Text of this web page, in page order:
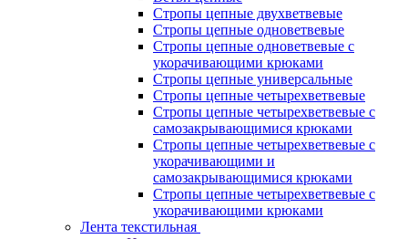
Стропы цепные двухветвевые
Стропы цепные одноветвевые
Стропы цепные одноветвевые с
укорачивающими крюками
Стропы цепные универсальные
Стропы цепные четырехветвевые
Стропы цепные четырехветвевые с
самозакрывающимися крюками
Стропы цепные четырехветвевые с
укорачивающими и
самозакрывающимися крюками
Стропы цепные четырехветвевые с
укорачивающими крюками
Лента текстильная